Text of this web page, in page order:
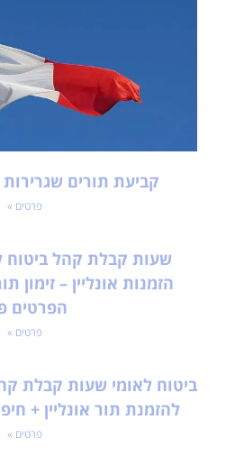
קביעת תורים
פרטים »
שעות קבלת קהל ביטוח
הזמנות אונליין – זימון
הפרטים
פרטים »
ביטוח לאומי שעות קבלת
להזמנת תור אונליין +
פרטים »